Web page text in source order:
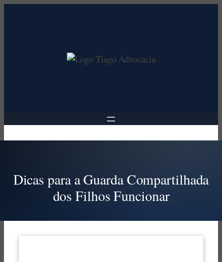
Dicas para a Guarda Compartilhada
dos Filhos Funcionar